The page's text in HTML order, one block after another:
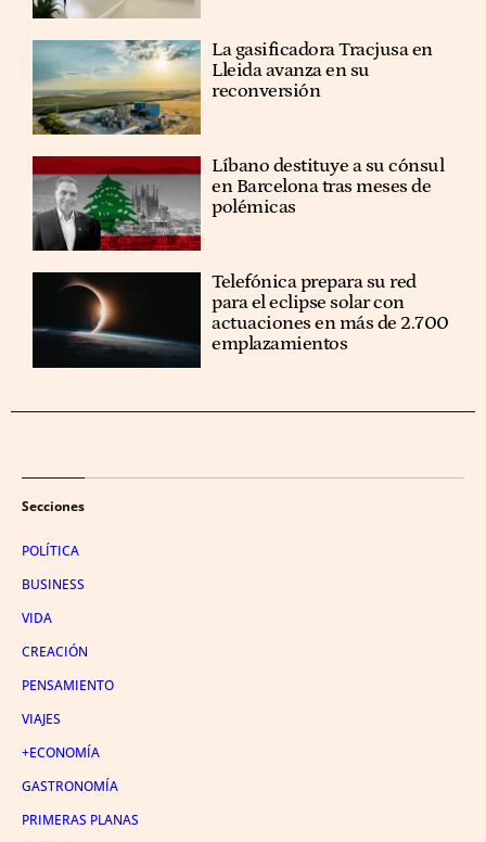
La gasificadora Tracjusa en
Lleida avanza en su
reconversión
Líbano destituye a su cónsul
en Barcelona tras meses de
polémicas
Telefónica prepara su red
para el eclipse solar con
actuaciones en más de 2.700
emplazamientos
Secciones
POLÍTICA
BUSINESS
VIDA
CREACIÓN
PENSAMIENTO
VIAJES
+ECONOMÍA
GASTRONOMÍA
PRIMERAS PLANAS